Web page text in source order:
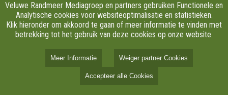
verslaggever ter plaatse lichtgewond en is per ambulance
naar het ziekenhuis gebracht.
Veluwe Randmeer Mediagroep en partners gebruiken Functionele en
Analytische cookies voor websiteoptimalisatie en statistieken.
Klik hieronder om akkoord te gaan of meer informatie te vinden met
betrekking tot het gebruik van deze cookies op onze website.
Meer Informatie Weiger partner Cookies
Accepteer alle Cookies